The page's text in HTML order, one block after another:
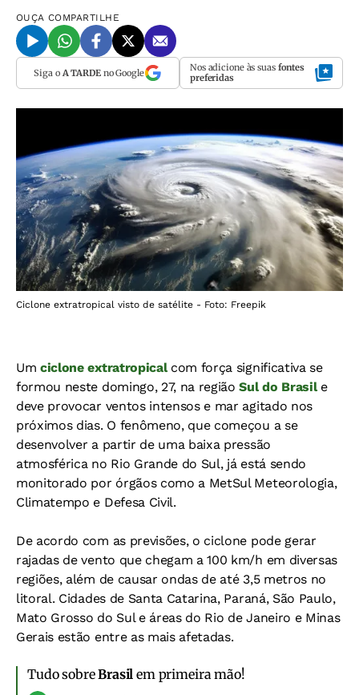
OUÇA COMPARTILHE
Siga o A TARDEno Google Nos adicione às suas fontes
preferidas
Ciclone extratropical visto de satélite - Foto: Freepik
Umciclone extratropicalcom força significativa se
formou neste domingo, 27, na regiãoSul do Brasile
deve provocar ventos intensos e mar agitado nos
próximos dias. O fenômeno, que começou a se
desenvolver a partir de uma baixa pressão
atmosférica no Rio Grande do Sul, já está sendo
monitorado por órgãos como a MetSul Meteorologia,
Climatempo e Defesa Civil.
De acordo com as previsões, o ciclone pode gerar
rajadas de vento que chegam a 100 km/h em diversas
regiões, além de causar ondas de até 3,5 metros no
litoral. Cidades de Santa Catarina, Paraná, São Paulo,
Mato Grosso do Sul e áreas do Rio de Janeiro e Minas
Gerais estão entre as mais afetadas.
Tudo sobreBrasil em primeira mão!